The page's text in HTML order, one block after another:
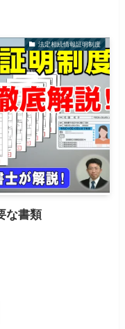
法定相続情報証明制度
な書類